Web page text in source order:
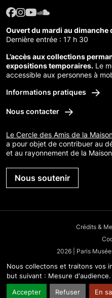
Nous collectons et traitons vos
but suivant : Mesure d'audience.
Accepter Refuser En
Facebook : Maison
Facebook :
Youtube :
SoundCloud
Ouvert du mardi au dimanche
Dernière entrée : 17 h 30
L’accès aux collections
expositions temporaires. Le
accessible aux personnes à
Informations pratiques
Nous contacter
Le Cercle des Amis de la
a pour objet de contribuer au
et au rayonnement de la
Nous soutenir
Crédits &
2026 | Paris